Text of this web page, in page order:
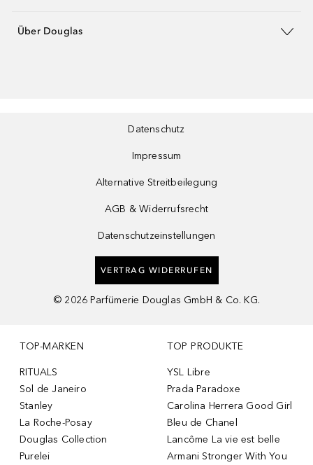
Über Douglas
Datenschutz
Impressum
Alternative Streitbeilegung
AGB & Widerrufsrecht
Datenschutzeinstellungen
VERTRAG WIDERRUFEN
© 2026 Parfümerie Douglas GmbH & Co. KG.
TOP-MARKEN
RITUALS
Sol de Janeiro
Stanley
La Roche-Posay
Douglas Collection
Purelei
TOP PRODUKTE
YSL Libre
Prada Paradoxe
Carolina Herrera Good Girl
Bleu de Chanel
Lancôme La vie est belle
Armani Stronger With You